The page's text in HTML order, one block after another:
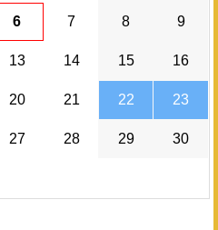
6 7 8 9
13 14 15 16
20 21 22 23
27 28 29 30